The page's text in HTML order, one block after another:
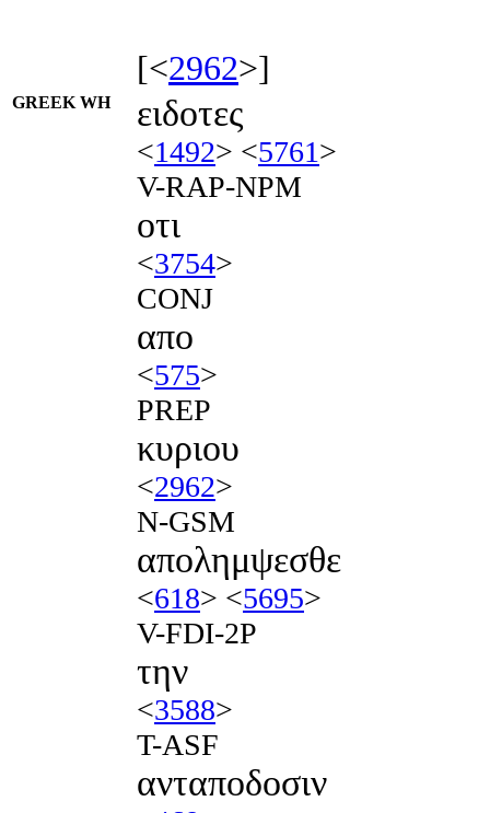
[<2962>]
GREEK WH ειδοτες
<1492> <5761>
V-RAP-NPM
οτι
<3754>
CONJ
απο
<575>
PREP
κυριου
<2962>
N-GSM
απολημψεσθε
<618> <5695>
V-FDI-2P
την
<3588>
T-ASF
ανταποδοσιν